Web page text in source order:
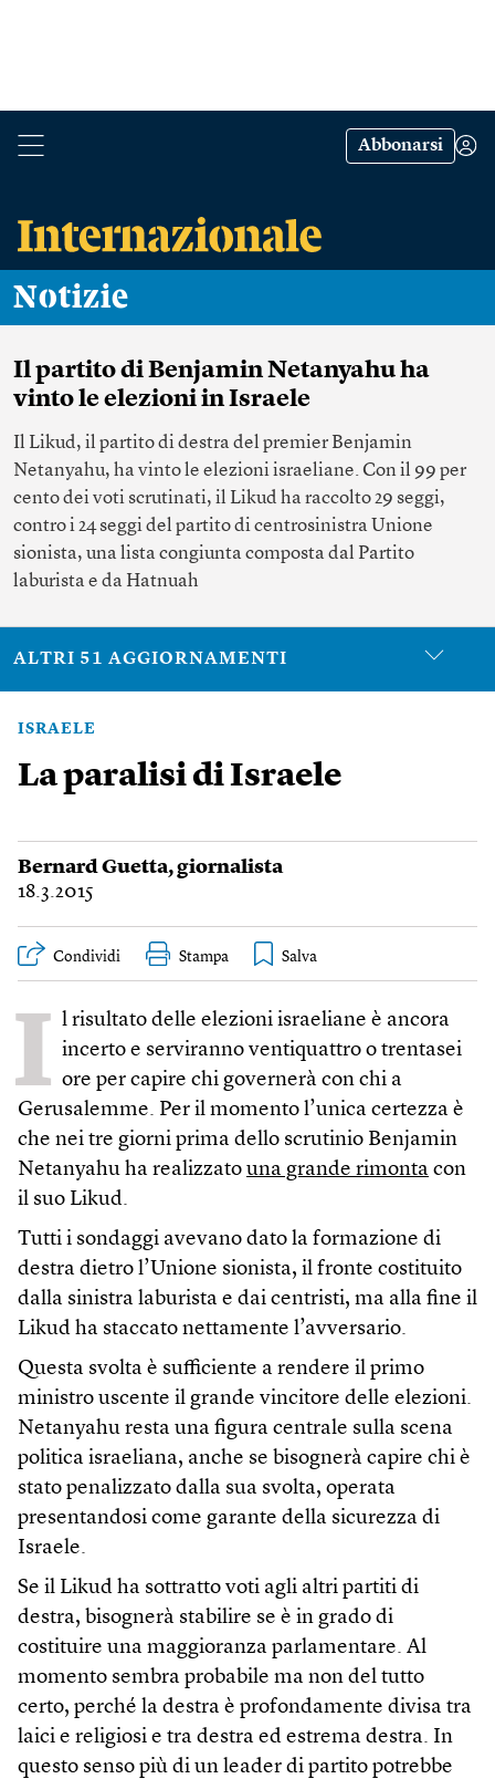
Abbonarsi
Notizie
Il partito di Benjamin Netanyahu ha
vinto le elezioni in Israele
Il Likud, il partito di destra del premier Benjamin
Netanyahu, ha vinto le elezioni israeliane. Con il 99 per
cento dei voti scrutinati, il Likud ha raccolto 29 seggi,
contro i 24 seggi del partito di centrosinistra Unione
sionista, una lista congiunta composta dal Partito
laburista e da Hatnuah
ALTRI 51 AGGIORNAMENTI
ISRAELE
La paralisi di Israele
Bernard Guetta, giornalista
18.3.2015
Condividi Stampa
I l risultato delle elezioni israeliane è ancora
incerto e serviranno ventiquattro o trentasei
ore per capire chi governerà con chi a
Gerusalemme. Per il momento l’unica certezza è
che nei tre giorni prima dello scrutinio Benjamin
Netanyahu ha realizzato una grande rimonta con
il suo Likud.
Tutti i sondaggi avevano dato la formazione di
destra dietro l’Unione sionista, il fronte costituito
dalla sinistra laburista e dai centristi, ma alla fine il
Likud ha staccato nettamente l’avversario.
Questa svolta è sufficiente a rendere il primo
ministro uscente il grande vincitore delle elezioni.
Netanyahu resta una figura centrale sulla scena
politica israeliana, anche se bisognerà capire chi è
stato penalizzato dalla sua svolta, operata
presentandosi come garante della sicurezza di
Israele.
Se il Likud ha sottratto voti agli altri partiti di
destra, bisognerà stabilire se è in grado di
costituire una maggioranza parlamentare. Al
momento sembra probabile ma non del tutto
certo, perché la destra è profondamente divisa tra
laici e religiosi e tra destra ed estrema destra. In
questo senso più di un leader di partito potrebbe